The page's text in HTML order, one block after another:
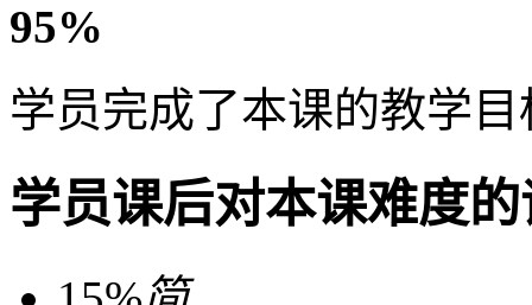
95%
学员完成了本课的教学目
学员课后对本课难度